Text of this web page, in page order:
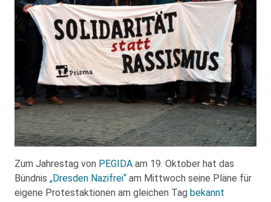
Zum Jahrestag von PEGIDA am 19. Oktober hat das
Bündnis „Dresden Nazifrei“ am Mittwoch seine Pläne für
eigene Protestaktionen am gleichen Tag bekannt